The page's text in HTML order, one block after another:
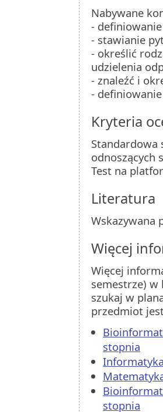
Nabywane
-
- stawianie
- określić
udzielenia
- znaleźć i
-
Kryteria
Standardowa
odnoszących
Test na
Literatura
Wskazywana
Więcej
Więcej
semestrze)
szukaj w
przedmiot
stopnia
stopnia